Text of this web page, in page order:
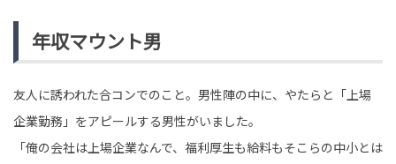
年収マウント男
友人に誘われた合コンでのこと。男性陣の中に、やたらと「上場
企業勤務」をアピールする男性がいました。
「俺の会社は上場企業なんで、福利厚生も給料もそこらの中小とは